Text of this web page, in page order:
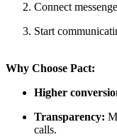
Connect
Start
Why Choose Pact:
Higher
Transparency:
calls.